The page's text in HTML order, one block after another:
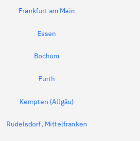
Frankfurt am Main
Essen
Bochum
Furth
Kempten (Allgäu)
Rudelsdorf, Mittelfranken